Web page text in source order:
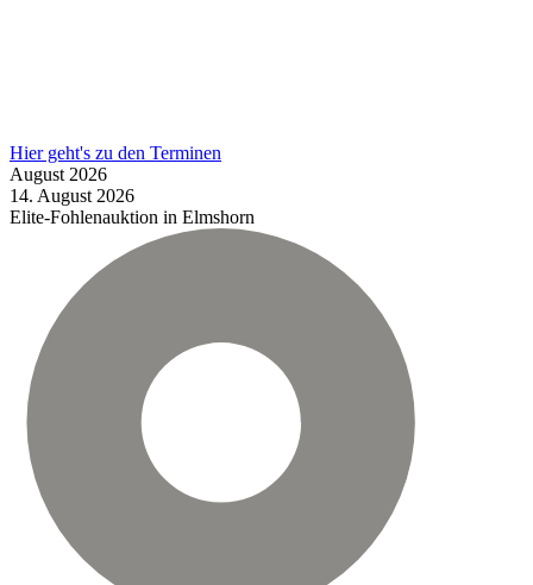
Hier geht's zu den Terminen
August 2026
14. August 2026
Elite-Fohlenauktion in Elmshorn